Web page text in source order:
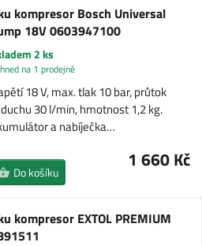
kompresor Bosch Universal
18V 0603947100
2 ks
na 1 prodejně
18 V, max. tlak 10 bar, průtok
30 l/min, hmotnost 1,2 kg.
a nabíječka…
1 660 Kč
Do košíku
kompresor EXTOL PREMIUM